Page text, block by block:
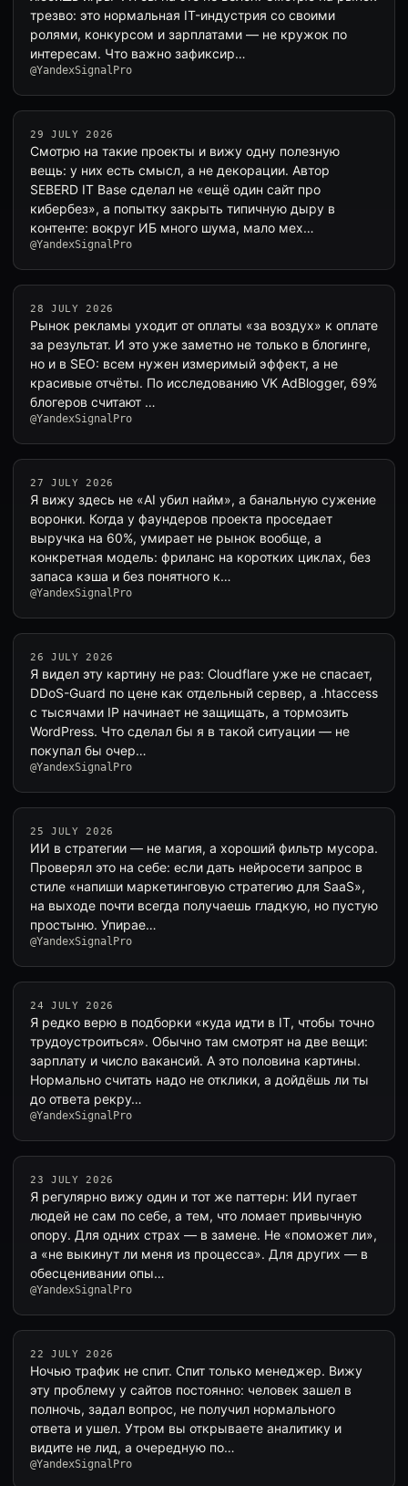
трезво: это нормальная IT-индустрия со своими
ролями, конкурсом и зарплатами — не кружок по
интересам. Что важно зафиксир…
@YandexSignalPro
29 JULY 2026
Смотрю на такие проекты и вижу одну полезную
вещь: у них есть смысл, а не декорации. Автор
SEBERD IT Base сделал не «ещё один сайт про
кибербез», а попытку закрыть типичную дыру в
контенте: вокруг ИБ много шума, мало мех…
@YandexSignalPro
28 JULY 2026
Рынок рекламы уходит от оплаты «за воздух» к оплате
за результат. И это уже заметно не только в блогинге,
но и в SEO: всем нужен измеримый эффект, а не
красивые отчёты. По исследованию VK AdBlogger, 69%
блогеров считают …
@YandexSignalPro
27 JULY 2026
Я вижу здесь не «AI убил найм», а банальную сужение
воронки. Когда у фаундеров проекта проседает
выручка на 60%, умирает не рынок вообще, а
конкретная модель: фриланс на коротких циклах, без
запаса кэша и без понятного к…
@YandexSignalPro
26 JULY 2026
Я видел эту картину не раз: Cloudflare уже не спасает,
DDoS-Guard по цене как отдельный сервер, а .htaccess
с тысячами IP начинает не защищать, а тормозить
WordPress. Что сделал бы я в такой ситуации — не
покупал бы очер…
@YandexSignalPro
25 JULY 2026
ИИ в стратегии — не магия, а хороший фильтр мусора.
Проверял это на себе: если дать нейросети запрос в
стиле «напиши маркетинговую стратегию для SaaS»,
на выходе почти всегда получаешь гладкую, но пустую
простыню. Упирае…
@YandexSignalPro
24 JULY 2026
Я редко верю в подборки «куда идти в IT, чтобы точно
трудоустроиться». Обычно там смотрят на две вещи:
зарплату и число вакансий. А это половина картины.
Нормально считать надо не отклики, а дойдёшь ли ты
до ответа рекру…
@YandexSignalPro
23 JULY 2026
Я регулярно вижу один и тот же паттерн: ИИ пугает
людей не сам по себе, а тем, что ломает привычную
опору. Для одних страх — в замене. Не «поможет ли»,
а «не выкинут ли меня из процесса». Для других — в
обесценивании опы…
@YandexSignalPro
22 JULY 2026
Ночью трафик не спит. Спит только менеджер. Вижу
эту проблему у сайтов постоянно: человек зашел в
полночь, задал вопрос, не получил нормального
ответа и ушел. Утром вы открываете аналитику и
видите не лид, а очередную по…
@YandexSignalPro